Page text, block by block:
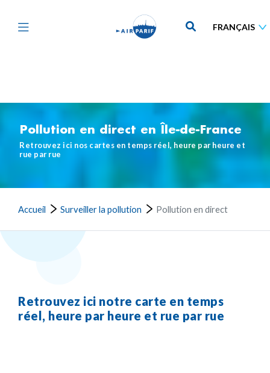
au
contenu
Pollution en direct en Île-de-France
Retrouvez ici nos cartes en temps réel, heure par heure et
rue par rue
Accueil Surveiller la pollution Pollution en direct
Retrouvez ici notre carte en temps
réel, heure par heure et rue par rue